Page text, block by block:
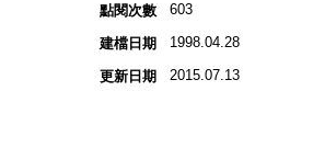
點閱次數
603
建檔日期 1998.04.28
更新日期 2015.07.13